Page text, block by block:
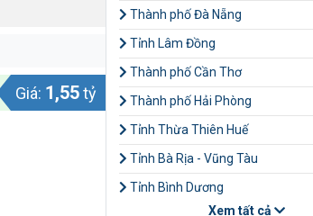
Giá: 1,55tỷ
Thành phố Đà Nẵng
Tỉnh Lâm Đồng
Thành phố Cần Thơ
Thành phố Hải Phòng
Tỉnh Thừa Thiên Huế
Tỉnh Bà Rịa - Vũng Tàu
Tỉnh Bình Dương
Xem tất cả